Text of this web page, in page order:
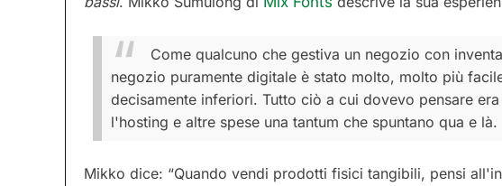
Come qualcuno che gestiva un negozio con
negozio puramente digitale è stato molto, molto più
decisamente inferiori. Tutto ciò a cui dovevo pensare
l'hosting e altre spese una tantum che spuntano qua e là.
Mikko dice: “Quando vendi prodotti fisici tangibili, pensi